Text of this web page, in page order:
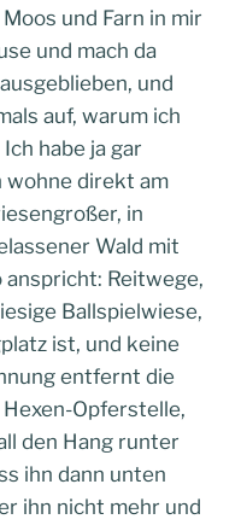
und Farn in mir
und mach da
und
auf, warum ich
habe ja gar
wohne direkt am
in
Wald mit
anspricht: Reitwege,
Ballspielwiese,
ist, und keine
entfernt die
Opferstelle,
den Hang runter
ihn dann unten
ihn nicht mehr und